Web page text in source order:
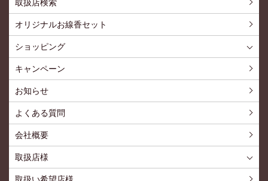
取扱店検索
オリジナルお線香セット
ショッピング
キャンペーン
お知らせ
よくある質問
会社概要
取扱店様